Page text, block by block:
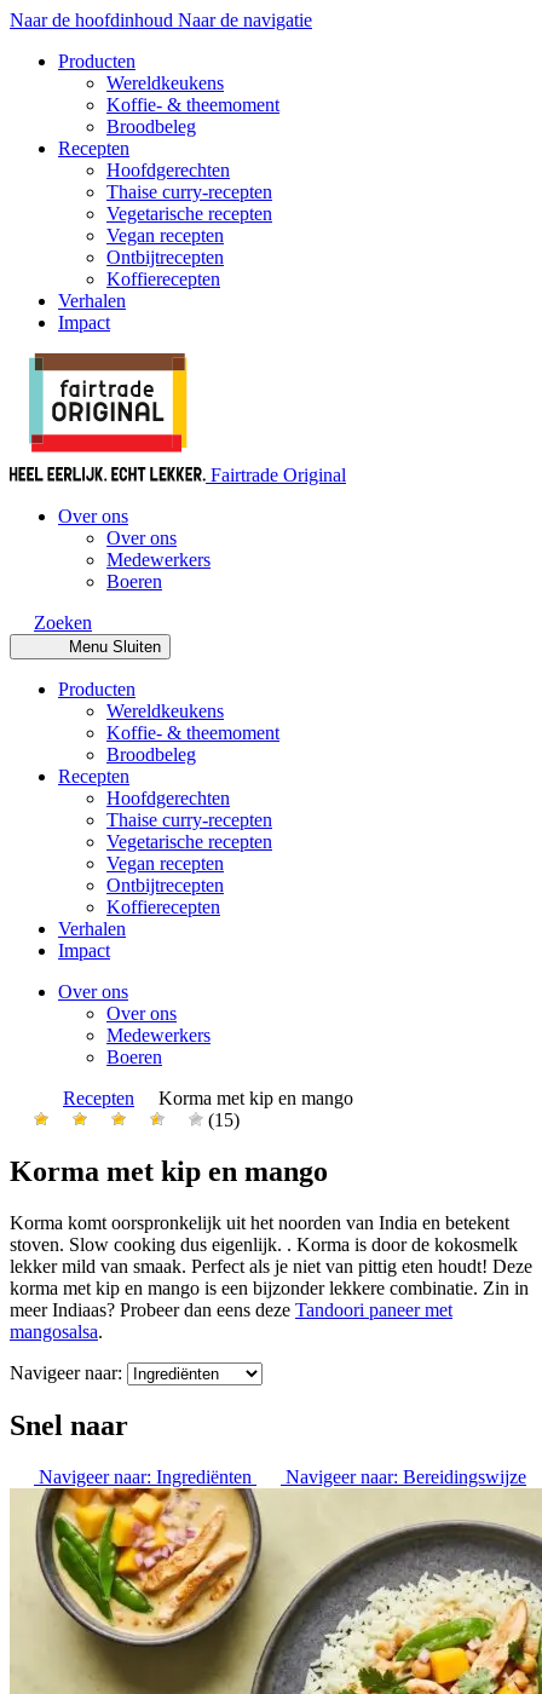
Naar de hoofdinhoud Naar de navigatie
Producten
Wereldkeukens
Koffie- & theemoment
Broodbeleg
Recepten
Hoofdgerechten
Thaise curry-recepten
Vegetarische recepten
Vegan recepten
Ontbijtrecepten
Koffierecepten
Verhalen
Impact
Fairtrade Original
Over ons
Over ons
Medewerkers
Boeren
Zoeken
Menu Sluiten
Producten
Wereldkeukens
Koffie- & theemoment
Broodbeleg
Recepten
Hoofdgerechten
Thaise curry-recepten
Vegetarische recepten
Vegan recepten
Ontbijtrecepten
Koffierecepten
Verhalen
Impact
Over ons
Over ons
Medewerkers
Boeren
Recepten
Korma met kip en mango
(15)
Korma met kip en mango
Korma komt oorspronkelijk uit het noorden van India en betekent
stoven. Slow cooking dus eigenlijk. . Korma is door de kokosmelk
lekker mild van smaak. Perfect als je niet van pittig eten houdt! Deze
korma met kip en mango is een bijzonder lekkere combinatie. Zin in
meer Indiaas? Probeer dan eens deze Tandoori paneer met
mangosalsa.
Navigeer naar:
Snel naar
Navigeer naar: Ingrediënten Navigeer naar: Bereidingswijze